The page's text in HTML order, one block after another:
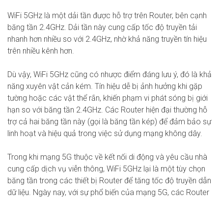
WiFi 5GHz là một dải tần được hỗ trợ trên Router, bên cạnh
băng tần 2.4GHz. Dải tần này cung cấp tốc độ truyền tải
nhanh hơn nhiều so với 2.4GHz, nhờ khả năng truyền tín hiệu
trên nhiều kênh hơn.
Dù vậy, WiFi 5GHz cũng có nhược điểm đáng lưu ý, đó là khả
năng xuyên vật cản kém. Tín hiệu dễ bị ảnh hưởng khi gặp
tường hoặc các vật thể rắn, khiến phạm vi phát sóng bị giới
hạn so với băng tần 2.4GHz. Các Router hiện đại thường hỗ
trợ cả hai băng tần này (gọi là băng tần kép) để đảm bảo sự
linh hoạt và hiệu quả trong việc sử dụng mạng không dây.
Trong khi mạng 5G thuộc về kết nối di động và yêu cầu nhà
cung cấp dịch vụ viễn thông, WiFi 5GHz lại là một tùy chọn
băng tần trong các thiết bị Router để tăng tốc độ truyền dẫn
dữ liệu. Ngày nay, với sự phổ biến của mạng 5G, các Router